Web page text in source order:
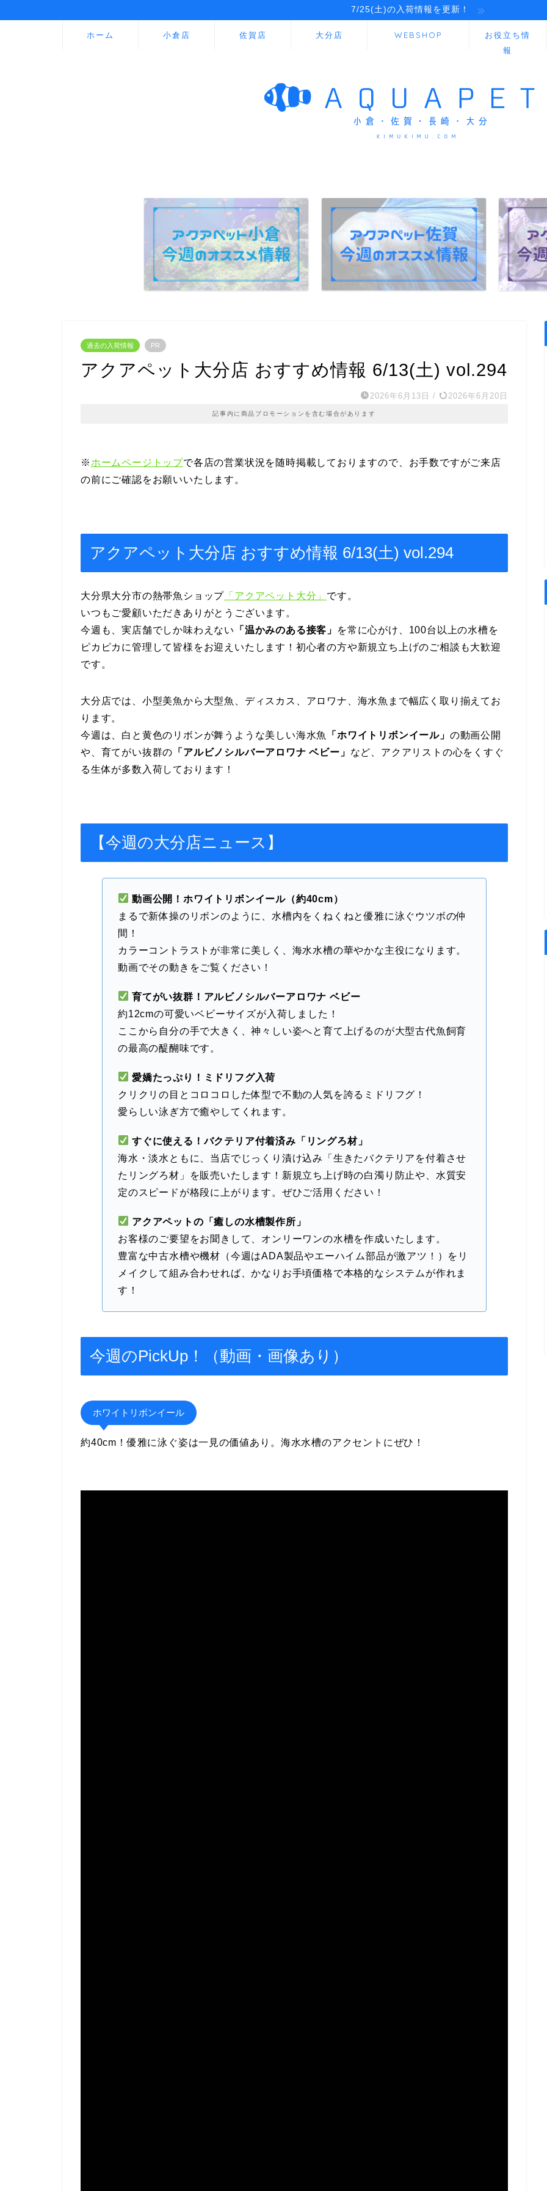
7/25(土)の入荷情報を更新！
ホーム 小倉店 佐賀店 大分店 WEBSHOP
お役立ち情
報
過去の入荷情報 PR
アクアペット大分店 おすすめ情報 6/13(土) vol.294
2026年6月13日 / 2026年6月20日
記事内に商品プロモーションを含む場合があります
※ ホームページトップで各店の営業状況を随時掲載しておりますので、お手数ですがご来店
の前にご確認をお願いいたします。
アクアペット大分店 おすすめ情報 6/13(土) vol.294
大分県大分市の熱帯魚ショップ 「アクアペット大分」 です。
いつもご愛顧いただきありがとうございます。
今週も、実店舗でしか味わえない
「温かみのある接客」
を常に心がけ、100台以上の水槽を
ピカピカに管理して皆様をお迎えいたします！初心者の方や新規立ち上げのご相談も大歓迎
です。
大分店では、小型美魚から大型魚、ディスカス、アロワナ、海水魚まで幅広く取り揃えてお
ります。
今週は、白と黄色のリボンが舞うような美しい海水魚
「ホワイトリボンイール」 の動画公開
や、育てがい抜群の 「アルビノシルバーアロワナ ベビー」 など、アクアリストの心をくすぐ
る生体が多数入荷しております！
【今週の大分店ニュース】
動画公開！ホワイトリボンイール（約40cm）
まるで新体操のリボンのように、水槽内をくねくねと優雅に泳ぐウツボの仲
間！
カラーコントラストが非常に美しく、海水水槽の華やかな主役になります。
動画でその動きをご覧ください！
育てがい抜群！アルビノシルバーアロワナ ベビー
約12cmの可愛いベビーサイズが入荷しました！
ここから自分の手で大きく、神々しい姿へと育て上げるのが大型古代魚飼育
の最高の醍醐味です。
愛嬌たっぷり！ミドリフグ入荷
クリクリの目とコロコロした体型で不動の人気を誇るミドリフグ！
愛らしい泳ぎ方で癒やしてくれます。
すぐに使える！バクテリア付着済み「リングろ材」
海水・淡水ともに、当店でじっくり漬け込み「生きたバクテリアを付着させ
たリングろ材」を販売いたします！新規立ち上げ時の白濁り防止や、水質安
定のスピードが格段に上がります。ぜひご活用ください！
アクアペットの「癒しの水槽製作所」
お客様のご要望をお聞きして、オンリーワンの水槽を作成いたします。
豊富な中古水槽や機材（今週はADA製品やエーハイム部品が激アツ！）をリ
メイクして組み合わせれば、かなりお手頃価格で本格的なシステムが作れま
す！
今週のPickUp！（動画・画像あり）
ホワイトリボンイール
約40cm！優雅に泳ぐ姿は一見の価値あり。海水水槽のアクセントにぜひ！